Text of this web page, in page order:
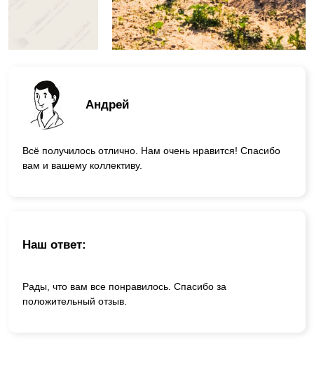
Андрей
Всё получилось отлично. Нам очень нравится! Спасибо
вам и вашему коллективу.
Наш ответ:
Рады, что вам все понравилось. Спасибо за
положительный отзыв.